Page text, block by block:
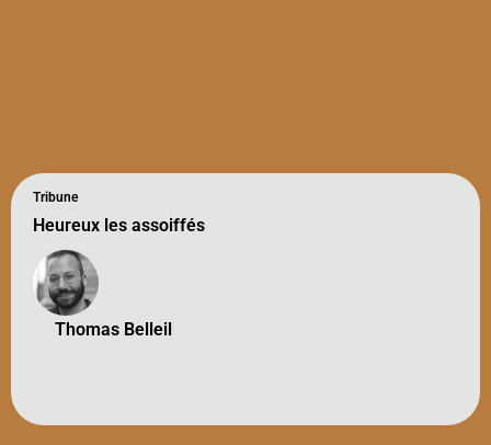
Tribune
Heureux les assoiffés
Thomas Belleil